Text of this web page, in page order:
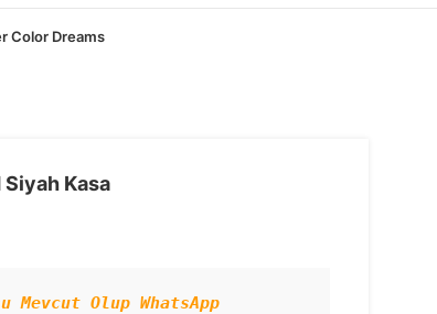
Color Dreams
Kasa
Mevcut Olup WhatsApp